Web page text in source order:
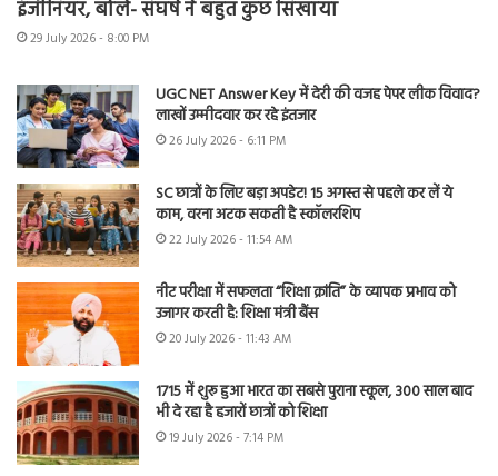
इंजीनियर, बोले- संघर्ष ने बहुत कुछ सिखाया
29 July 2026 - 8:00 PM
UGC NET Answer Key में देरी की वजह पेपर लीक विवाद?
लाखों उम्मीदवार कर रहे इंतजार
26 July 2026 - 6:11 PM
SC छात्रों के लिए बड़ा अपडेट! 15 अगस्त से पहले कर लें ये
काम, वरना अटक सकती है स्कॉलरशिप
22 July 2026 - 11:54 AM
नीट परीक्षा में सफलता “शिक्षा क्रांति” के व्यापक प्रभाव को
उजागर करती है: शिक्षा मंत्री बैंस
20 July 2026 - 11:43 AM
1715 में शुरू हुआ भारत का सबसे पुराना स्कूल, 300 साल बाद
भी दे रहा है हजारों छात्रों को शिक्षा
19 July 2026 - 7:14 PM